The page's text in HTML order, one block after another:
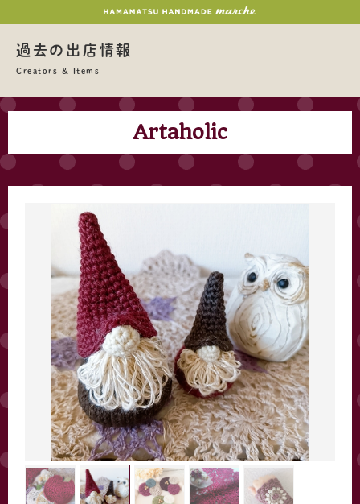
過去の出店情報
Creators & Items
Artaholic